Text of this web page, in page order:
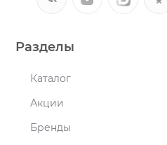
Разделы
Каталог
Акции
Бренды